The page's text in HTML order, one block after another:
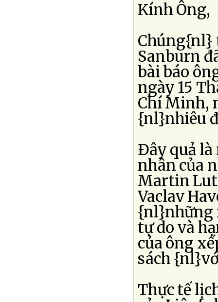
Kính Ông,
Chúng{nl}
Sanburn
bài báo
ngày 15
Chí Minh,
{nl}nhiêu
Ðây quả
nhân của
Martin
Vaclav
{nl}những
tự do và
của ông
sách
Thực tế